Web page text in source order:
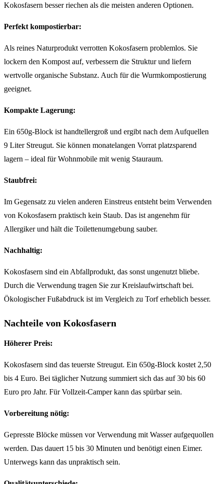
Kokosfasern besser riechen als die meisten anderen Optionen.
Perfekt kompostierbar:
Als reines Naturprodukt verrotten Kokosfasern problemlos. Sie
lockern den Kompost auf, verbessern die Struktur und liefern
wertvolle organische Substanz. Auch für die Wurmkompostierung
geeignet.
Kompakte Lagerung:
Ein 650g-Block ist handtellergroß und ergibt nach dem Aufquellen
9 Liter Streugut. Sie können monatelangen Vorrat platzsparend
lagern – ideal für Wohnmobile mit wenig Stauraum.
Staubfrei:
Im Gegensatz zu vielen anderen Einstreus entsteht beim Verwenden
von Kokosfasern praktisch kein Staub. Das ist angenehm für
Allergiker und hält die Toilettenumgebung sauber.
Nachhaltig:
Kokosfasern sind ein Abfallprodukt, das sonst ungenutzt bliebe.
Durch die Verwendung tragen Sie zur Kreislaufwirtschaft bei.
Ökologischer Fußabdruck ist im Vergleich zu Torf erheblich besser.
Nachteile von Kokosfasern
Höherer Preis:
Kokosfasern sind das teuerste Streugut. Ein 650g-Block kostet 2,50
bis 4 Euro. Bei täglicher Nutzung summiert sich das auf 30 bis 60
Euro pro Jahr. Für Vollzeit-Camper kann das spürbar sein.
Vorbereitung nötig:
Gepresste Blöcke müssen vor Verwendung mit Wasser aufgequollen
werden. Das dauert 15 bis 30 Minuten und benötigt einen Eimer.
Unterwegs kann das unpraktisch sein.